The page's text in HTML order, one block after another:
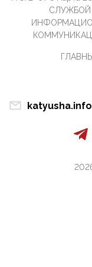
07:11, 10 Апреля 2026
Те, кто стоят
инокультурных
Благодаря
истории с
Снова о
захватил
08:05, 09 Апреля
А пока армия
продолжает
СЛУЖБОЙ